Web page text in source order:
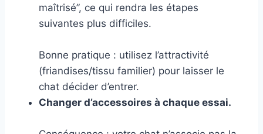
maîtrisé”, ce qui rendra les étapes
suivantes plus difficiles.
Bonne pratique : utilisez l’attractivité
(friandises/tissu familier) pour laisser le
chat décider d’entrer.
Changer d’accessoires à chaque essai.